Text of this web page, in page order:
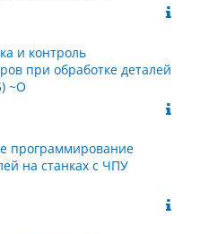
и контроль
при обработке деталей
~О
программирование
на станках с ЧПУ